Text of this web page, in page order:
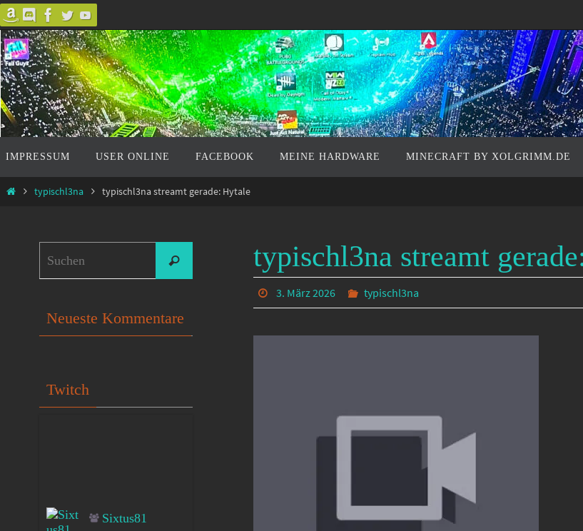
Zum
Inhalt
springen
Inhalt
springen
IMPRESSUM USER ONLINE FACEBOOK MEINE HARDWARE MINECRAFT BY XOLGRIMM.DE
Starttypischl3na typischl3na streamt gerade: Hytale
typischl3na streamt
3. März 2026 typischl3na
nach:
Suchen
Neueste Kommentare
Twitch
Sixtus81